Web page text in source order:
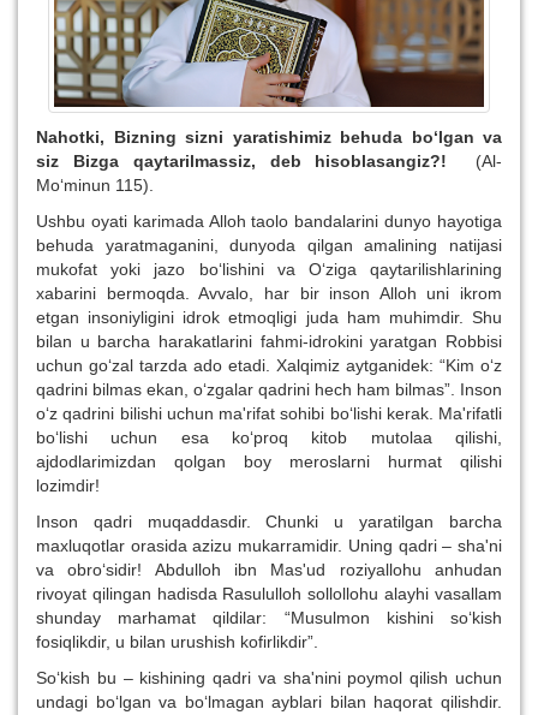
Nahotki,
Bizning sizni yaratishimiz behuda bo‘lgan va
siz
Bizga qaytarilmassiz, deb hisoblasangiz?! (Al-
Mo‘minun 115).
Ushbu oyati karimada Alloh taolo bandalarini dunyo hayotiga
behuda yaratmaganini, dunyoda qilgan amalining natijasi
mukofat yoki jazo bo‘lishini va O‘ziga qaytarilishlarining
xabarini bermoqda. Avvalo, har bir inson Alloh uni ikrom
etgan insoniyligini idrok etmoqligi juda ham muhimdir. Shu
bilan u barcha harakatlarini fahmi-idrokini yaratgan Robbisi
uchun go‘zal tarzda ado etadi. Xalqimiz aytganidek: “Kim o‘z
qadrini bilmas ekan, o‘zgalar qadrini hech ham bilmas”. Inson
o‘z qadrini bilishi uchun ma'rifat sohibi bo‘lishi kerak. Ma'rifatli
bo‘lishi uchun esa ko‘proq kitob mutolaa qilishi,
ajdodlarimizdan qolgan boy meroslarni hurmat qilishi
lozimdir!
Inson qadri muqaddasdir. Chunki u yaratilgan barcha
maxluqotlar orasida azizu mukarramidir. Uning qadri – sha'ni
va obro‘sidir! Abdulloh ibn Mas'ud roziyallohu anhudan
rivoyat qilingan hadisda Rasululloh sollollohu alayhi vasallam
shunday marhamat qildilar: “Musulmon kishini so‘kish
fosiqlikdir, u bilan urushish kofirlikdir”.
So‘kish bu – kishining qadri va sha'nini poymol qilish uchun
undagi bo‘lgan va bo‘lmagan ayblari bilan haqorat qilishdir.